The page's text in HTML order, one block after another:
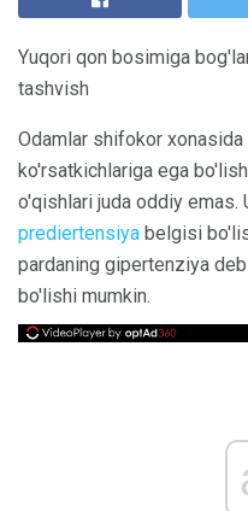
Yuqori qon bosimiga
tashvish
Odamlar shifokor xonasida
ko'rsatkichlariga ega
o'qishlari juda oddiy emas.
prediertensiya belgisi
pardaning gipertenziya deb
bo'lishi mumkin.